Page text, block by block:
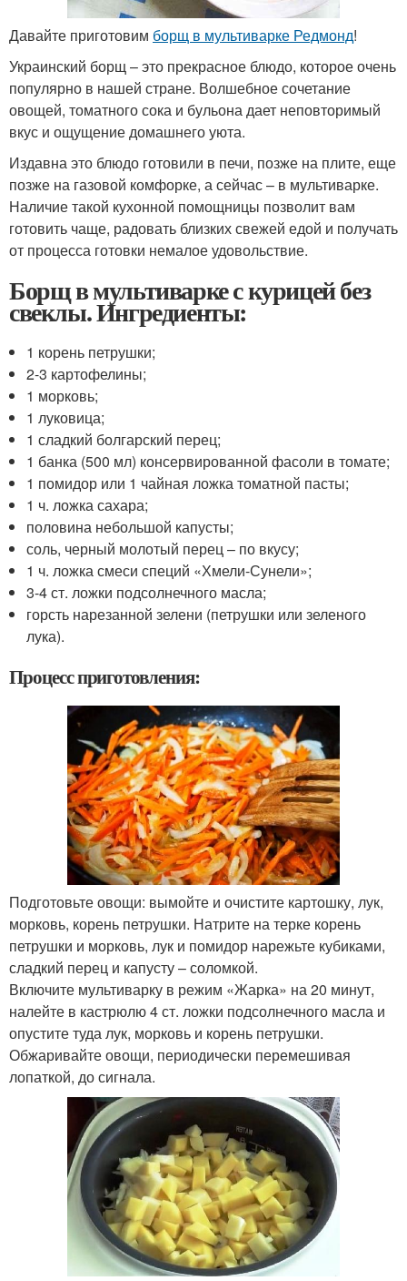
Давайте приготовим борщ в мультиварке Редмонд!
Украинский борщ – это прекрасное блюдо, которое очень
популярно в нашей стране. Волшебное сочетание
овощей, томатного сока и бульона дает неповторимый
вкус и ощущение домашнего уюта.
Издавна это блюдо готовили в печи, позже на плите, еще
позже на газовой комфорке, а сейчас – в мультиварке.
Наличие такой кухонной помощницы позволит вам
готовить чаще, радовать близких свежей едой и получать
от процесса готовки немалое удовольствие.
Борщ в мультиварке с курицей без
свеклы. Ингредиенты:
1 корень петрушки;
2-3 картофелины;
1 морковь;
1 луковица;
1 сладкий болгарский перец;
1 банка (500 мл) консервированной фасоли в томате;
1 помидор или 1 чайная ложка томатной пасты;
1 ч. ложка сахара;
половина небольшой капусты;
соль, черный молотый перец – по вкусу;
1 ч. ложка смеси специй «Хмели-Сунели»;
3-4 ст. ложки подсолнечного масла;
горсть нарезанной зелени (петрушки или зеленого
лука).
Процесс приготовления:
Подготовьте овощи: вымойте и очистите картошку, лук,
морковь, корень петрушки. Натрите на терке корень
петрушки и морковь, лук и помидор нарежьте кубиками,
сладкий перец и капусту – соломкой.
Включите мультиварку в режим «Жарка» на 20 минут,
налейте в кастрюлю 4 ст. ложки подсолнечного масла и
опустите туда лук, морковь и корень петрушки.
Обжаривайте овощи, периодически перемешивая
лопаткой, до сигнала.